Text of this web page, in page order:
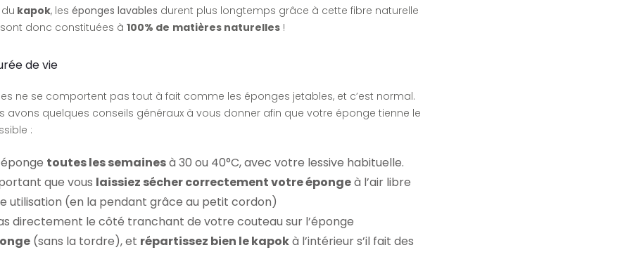
kapok, les éponges lavables durent plus longtemps grâce à cette fibre naturelle
donc constituées à 100% de matières naturelles !
de vie
ne se comportent pas tout à fait comme les éponges jetables, et c’est normal.
avons quelques conseils généraux à vous donner afin que votre éponge tienne le
:
toutes les semainesà 30 ou 40°C, avec votre lessive habituelle.
que vous laissiez sécher correctement votre épongeà l’air libre
utilisation (en la pendant grâce au petit cordon)
directement le côté tranchant de votre couteau sur l’éponge
(sans la tordre), et répartissez bien le kapokà l’intérieur s’il fait des